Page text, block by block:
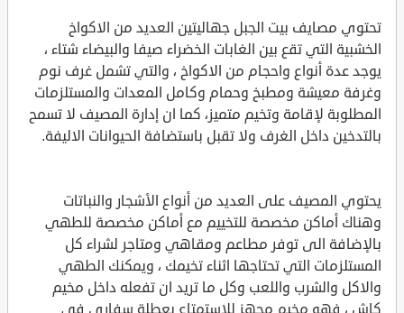
تحتوي مصايف بيت الجبل جهاليتين العديد من الاكواخ
الخشبية التي تقع بين الغابات الخضراء صيفا والبيضاء شتاء ،
يوجد عدة أنواع واحجام من الاكواخ ، والتي تشمل غرف نوم
وغرفة معيشة ومطبخ وحمام وكامل المعدات والمستلزمات
المطلوبة لإقامة وتخيم متميز، كما ان إدارة المصيف لا تسمح
بالتدخين داخل الغرف ولا تقبل باستضافة الحيوانات الاليفة.
يحتوي المصيف على العديد من أنواع الأشجار والنباتات
وهناك أماكن مخصصة للتخييم مع أماكن مخصصة للطهي
بالإضافة الى توفر مطاعم ومقاهي ومتاجر لشراء كل
المستلزمات التي تحتاجها اثناء تخيمك ، ويمكنك الطهي
والاكل والشرب واللعب وكل ما تريد ان تفعله داخل مخيم